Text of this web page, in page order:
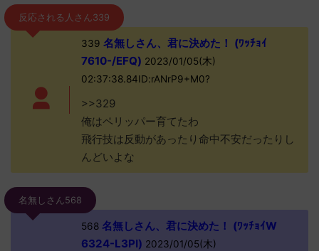
反応される人さん339
339 名無しさん、君に決めた！ (ﾜｯﾁｮｲ
7610-/EFQ) 2023/01/05(木)
02:37:38.84ID:rANrP9+M0?
>>329
俺はペリッパー育てたわ
飛行技は反動があったり命中不安だったりし
んどいよな
名無しさん568
568名無しさん、君に決めた！ (ﾜｯﾁｮｲW
6324-L3PI) 2023/01/05(木)